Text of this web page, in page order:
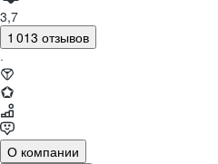
3,7
1 013 отзывов
·
О компании